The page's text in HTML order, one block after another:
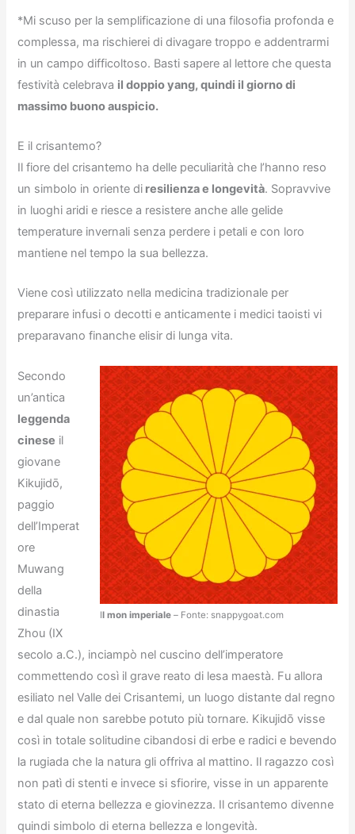
*Mi scuso per la semplificazione di una filosofia profonda e
complessa, ma rischierei di divagare troppo e addentrarmi
in un campo difficoltoso. Basti sapere al lettore che questa
festività celebrava il doppio yang, quindi il giorno di
massimo buono auspicio.
E il crisantemo?
Il fiore del crisantemo ha delle peculiarità che l’hanno reso
un simbolo in oriente di resilienza e longevità. Sopravvive
in luoghi aridi e riesce a resistere anche alle gelide
temperature invernali senza perdere i petali e con loro
mantiene nel tempo la sua bellezza.
Viene così utilizzato nella medicina tradizionale per
preparare infusi o decotti e anticamente i medici taoisti vi
preparavano finanche elisir di lunga vita.
Il mon imperiale– Fonte: snappygoat.com
Secondo
un’antica
leggenda
cinese il
giovane
Kikujidō,
paggio
dell’Imperat
ore
Muwang
della
dinastia
Zhou (IX
secolo a.C.), inciampò nel cuscino dell’imperatore
commettendo così il grave reato di lesa maestà. Fu allora
esiliato nel Valle dei Crisantemi, un luogo distante dal regno
e dal quale non sarebbe potuto più tornare. Kikujidō visse
così in totale solitudine cibandosi di erbe e radici e bevendo
la rugiada che la natura gli offriva al mattino. Il ragazzo così
non patì di stenti e invece si sfiorire, visse in un apparente
stato di eterna bellezza e giovinezza. Il crisantemo divenne
quindi simbolo di eterna bellezza e longevità.